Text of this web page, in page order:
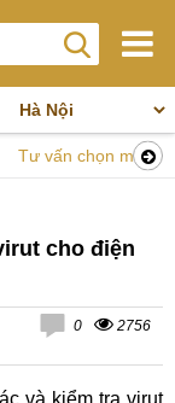
Tư vấn chọn mua
cho điện
0 2756
và kiểm tra virut